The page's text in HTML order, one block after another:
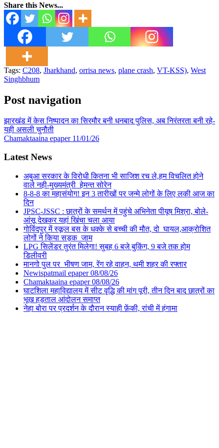
Share this News...
Tags: C208, Jharkhand, orrisa news, plane crash, VT-KSS), West
Singhbhum
Post navigation
झारखंड में केस निष्पादन का सिरमौर बनी धनबाद पुलिस, अब निरंतरता बनी रहे-
यही असली चुनौती
Chamaktaaina epaper 11/01/26
Latest News
अबुआ सरकार के विरोधी कितना भी साजिश रच ले,हम विचलित होने
वाले नही-मुख्यमंत्री हेमन्त सोरेन
8-8-8 का महासंयोग! इन 3 तारीखों पर जन्मे लोगों के लिए लकी आज का
दिन
JPSC-JSSC : छात्रों के समर्थन में पहुंचे अभिनेता पीयूष मिश्रा, बोले-
आंसू देखकर यहां खिंचा चला आया
गोविंदपुर में स्कूल बस के धक्के से बच्ची की मौत, दो घायल,आक्रोशित
लोगों ने किया सड़क जाम
LPG सिलेंडर तुरंत मिलेगा! सुबह 6 बजे बुकिंग, 9 बजे तक होम
डिलीवरी
मानगो पुल पर भीषण जाम, रेंग रहे वाहन, थमी शहर की रफ्तार
Newispatmail epaper 08/08/26
Chamaktaaina epaper 08/08/26
घाटशिला महाविद्यालय में सीट वृद्धि की मांग पूरी, तीन दिन बाद छात्रों का
भूख हड़ताल आंदोलन समाप्त
नेहा बोरा पर प्रदर्शन के दौरान स्याही फ़ेंकी, रांची में हंगामा